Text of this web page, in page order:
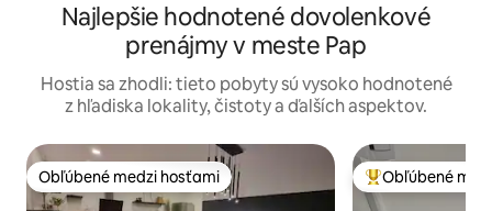
Najlepšie hodnotené dovolenkové
prenájmy v meste Pap
Hostia sa zhodli: tieto pobyty sú vysoko hodnotené
z hľadiska lokality, čistoty a ďalších aspektov.
Obľúbené medzi hosťami
Obľúbené medzi hosťami Najobľúbenejšie
Obľúbené